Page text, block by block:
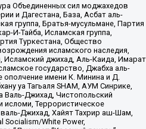
Объединенных сил моджахедов
и Дагестана, База, Асбат аль-
группа, Братья-мусульмане, Партия
И-Тайба, Исламская группа,
Туркестана, Общество
исламского наследия,
джихад, Аль-Каида, Имарат
государство, Джабха аль-
имени К. Минина и Д.
уа Тагьаля SHAM, АУМ Синрике,
Джихад, Чистопольский
исломи, Террористическое
Джихад, Хайят Тахрир аш-Шам,
White Power,